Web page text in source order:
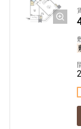
入居可能日
より詳細な絞り込
建物施設やお部